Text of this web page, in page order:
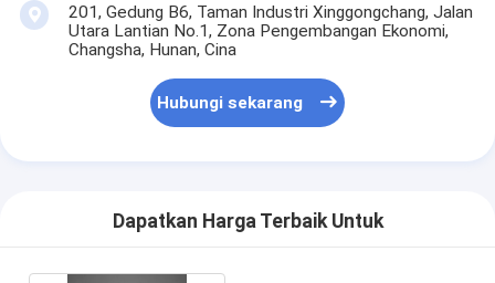
201, Gedung B6, Taman Industri Xinggongchang, Jalan
Utara Lantian No.1, Zona Pengembangan Ekonomi,
Changsha, Hunan, Cina
Hubungi sekarang
Dapatkan Harga Terbaik Untuk